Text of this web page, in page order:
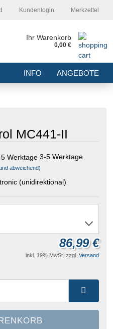
Kundenlogin Merkzettel
Ihr Warenkorb
0,00 €
INFO ANGEBOTE
MC441-II
3-5 Werktage
abweichend)
(unidirektional)
86,99 €
inkl. 19% MwSt. zzgl. Versand